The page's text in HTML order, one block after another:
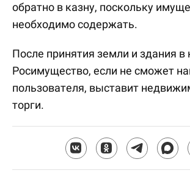
обратно в казну, поскольку
необходимо содержать.
После принятия земли и здания в
Росимущество, если не сможет
пользователя, выставит
торги.